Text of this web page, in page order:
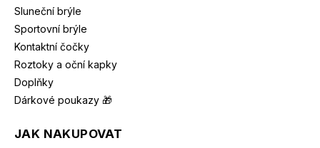
Sluneční brýle
Sportovní brýle
Kontaktní čočky
Roztoky a oční kapky
Doplňky
Dárkové poukazy 🎁
JAK NAKUPOVAT